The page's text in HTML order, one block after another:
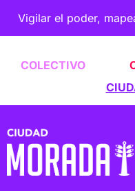
Vigilar el poder,
COLECTIVO